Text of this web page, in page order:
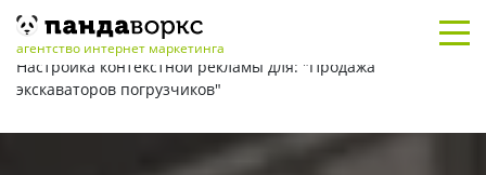
агентство интернет маркетинга
Главная / Кейсы / Контекстная реклама
Настройка контекстной рекламы для: "Продажа
экскаваторов погрузчиков"